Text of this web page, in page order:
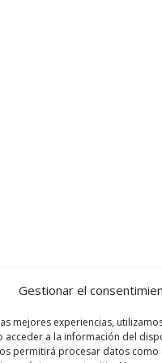
Gestionar el
mejores experiencias,
acceder a la información del
permitirá procesar datos